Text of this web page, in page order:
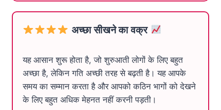
अच्छा सीखने का वक्र
यह आसान शुरू होता है, जो शुरुआती लोगों के लिए बहुत
अच्छा है, लेकिन गति अच्छी तरह से बढ़ती है। यह आपके
समय का सम्मान करता है और आपको कठिन भागों को देखने
के लिए बहुत अधिक मेहनत नहीं करनी पड़ती।